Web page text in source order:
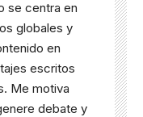
se centra en
globales y
en
escritos
Me motiva
debate y